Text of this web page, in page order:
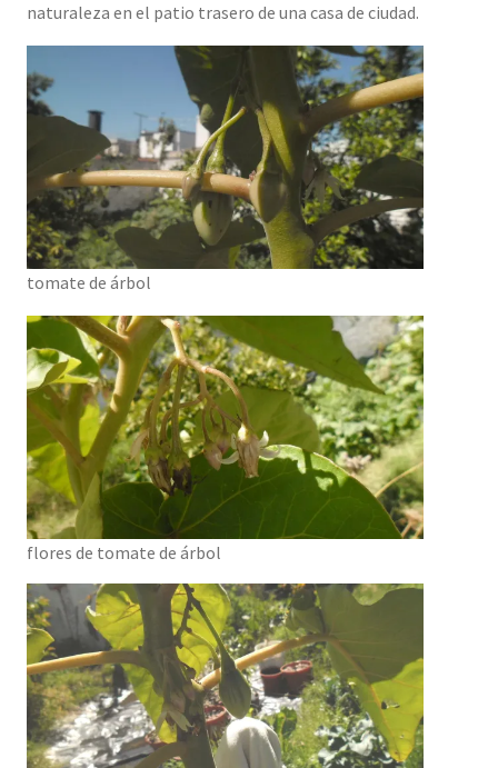
naturaleza en el patio trasero de una casa de ciudad.
tomate de árbol
flores de tomate de árbol